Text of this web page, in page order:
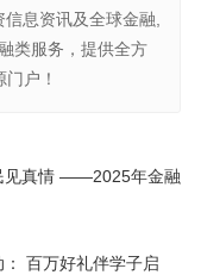
息资讯及全球金融,
类服务，提供全方
户！
见真情 ——2025年金融
百万好礼伴学子启